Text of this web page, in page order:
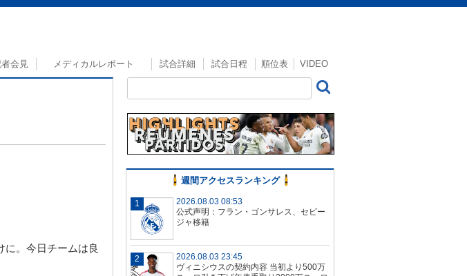
会見 メディカルレポート 試合詳細 試合日程 順位表 VIDEO
に。今日チームは良
週間アクセスランキング
2026.08.03 08:53
公式声明：フラン・ゴンサレス、セビー
ジャ移籍
2026.08.03 23:45
ヴィニシウスの契約内容 当初より500万